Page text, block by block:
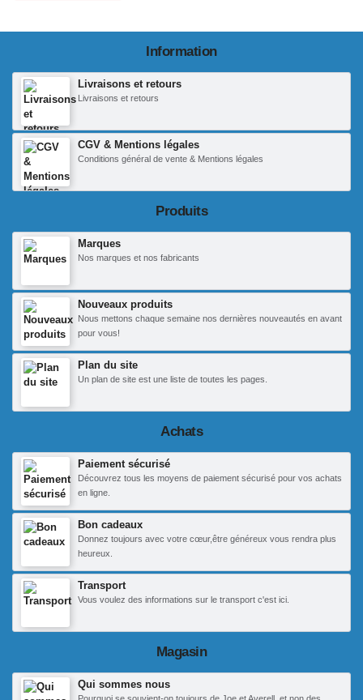
Information
Livraisons et retours
Livraisons et retours
CGV & Mentions légales
Conditions général de vente & Mentions légales
Produits
Marques
Nos marques et nos fabricants
Nouveaux produits
Nous mettons chaque semaine nos dernières nouveautés en avant
pour vous!
Plan du site
Un plan de site est une liste de toutes les pages.
Achats
Paiement sécurisé
Découvrez tous les moyens de paiement sécurisé pour vos achats
en ligne.
Bon cadeaux
Donnez toujours avec votre cœur,être généreux vous rendra plus
heureux.
Transport
Vous voulez des informations sur le transport c'est ici.
Magasin
Qui sommes nous